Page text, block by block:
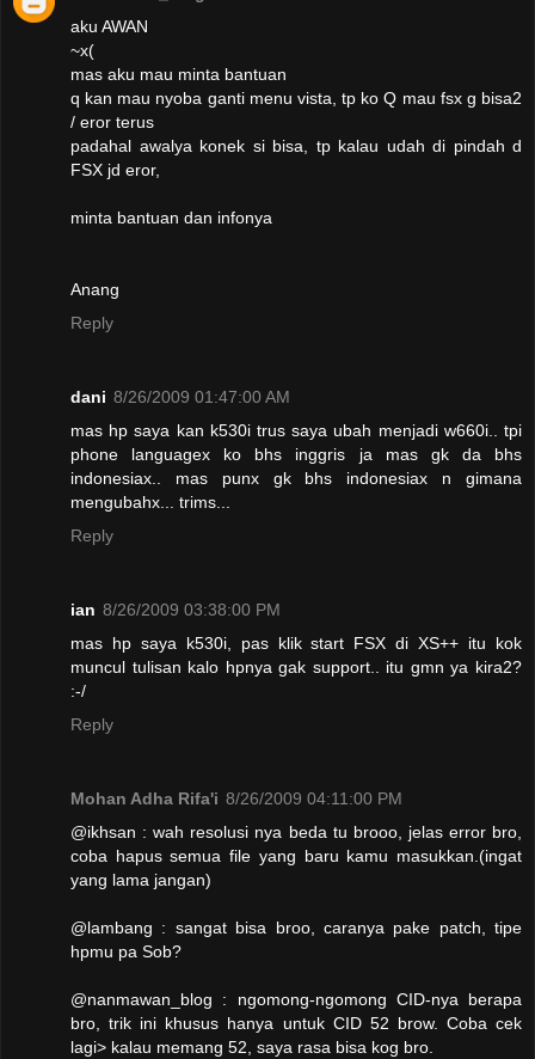
aku AWAN
~x(
mas aku mau minta bantuan
q kan mau nyoba ganti menu vista, tp ko Q mau fsx g bisa2
/ eror terus
padahal awalya konek si bisa, tp kalau udah di pindah d
FSX jd eror,
minta bantuan dan infonya
Anang
Reply
dani 8/26/2009 01:47:00 AM
mas hp saya kan k530i trus saya ubah menjadi w660i.. tpi
phone languagex ko bhs inggris ja mas gk da bhs
indonesiax.. mas punx gk bhs indonesiax n gimana
mengubahx... trims...
Reply
ian 8/26/2009 03:38:00 PM
mas hp saya k530i, pas klik start FSX di XS++ itu kok
muncul tulisan kalo hpnya gak support.. itu gmn ya kira2?
:-/
Reply
Mohan Adha Rifa'i 8/26/2009 04:11:00 PM
@ikhsan : wah resolusi nya beda tu brooo, jelas error bro,
coba hapus semua file yang baru kamu masukkan.(ingat
yang lama jangan)
@lambang : sangat bisa broo, caranya pake patch, tipe
hpmu pa Sob?
@nanmawan_blog : ngomong-ngomong CID-nya berapa
bro, trik ini khusus hanya untuk CID 52 brow. Coba cek
lagi> kalau memang 52, saya rasa bisa kog bro.